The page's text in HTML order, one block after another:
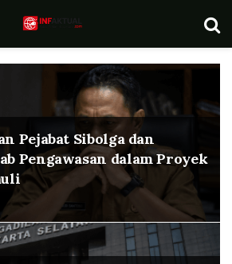
Pejabat Sibolga dan
Pengawasan dalam Proyek